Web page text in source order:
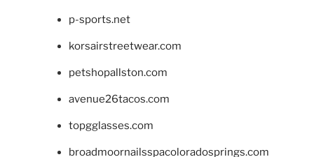
p-sports.net
korsairstreetwear.com
petshopallston.com
avenue26tacos.com
topgglasses.com
broadmoornailsspacoloradosprings.com